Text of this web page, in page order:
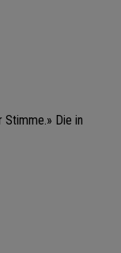
Stimme.» Die in